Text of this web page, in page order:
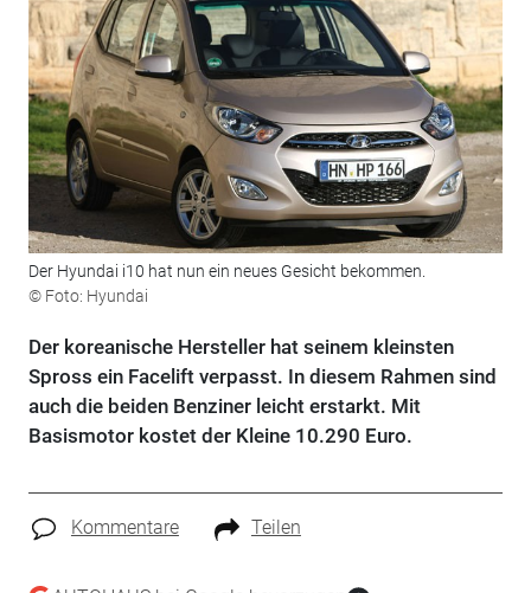
Der Hyundai i10 hat nun ein neues Gesicht bekommen.
© Foto: Hyundai
Der koreanische Hersteller hat seinem kleinsten
Spross ein Facelift verpasst. In diesem Rahmen sind
auch die beiden Benziner leicht erstarkt. Mit
Basismotor kostet der Kleine 10.290 Euro.
Kommentare Teilen